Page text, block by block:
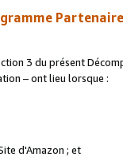
3 du présent
– ont lieu lorsque :
d'Amazon ; et